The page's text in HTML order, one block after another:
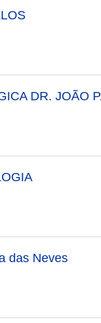
DR. JOÃO
das Neves